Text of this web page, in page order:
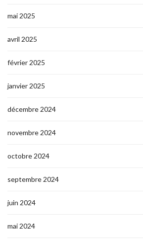
mai 2025
avril 2025
février 2025
janvier 2025
décembre 2024
novembre 2024
octobre 2024
septembre 2024
juin 2024
mai 2024